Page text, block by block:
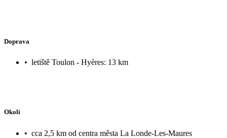
Doprava
• letiště Toulon - Hyères: 13 km
Okolí
• cca 2,5 km od centra města La Londe-Les-Maures